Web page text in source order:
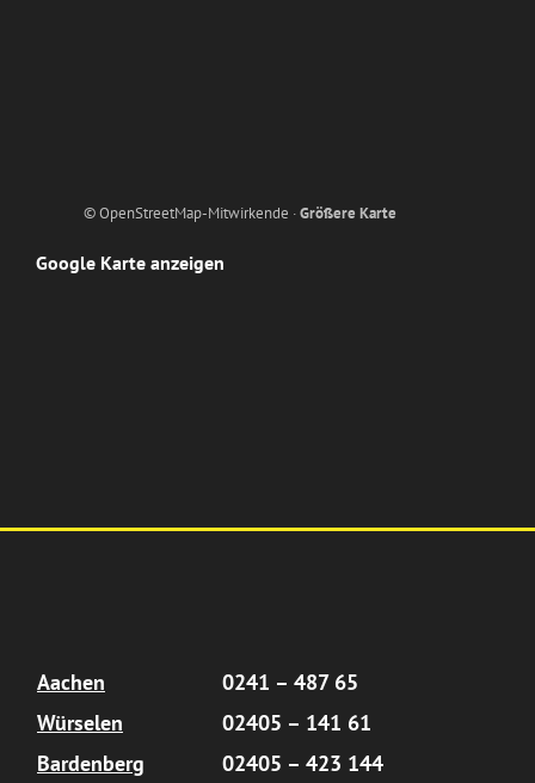
© OpenStreetMap-Mitwirkende ·Größere Karte
Google Karte anzeigen
Aachen
0241 – 487 65
Würselen
02405 – 141 61
Bardenberg
02405 – 423 144